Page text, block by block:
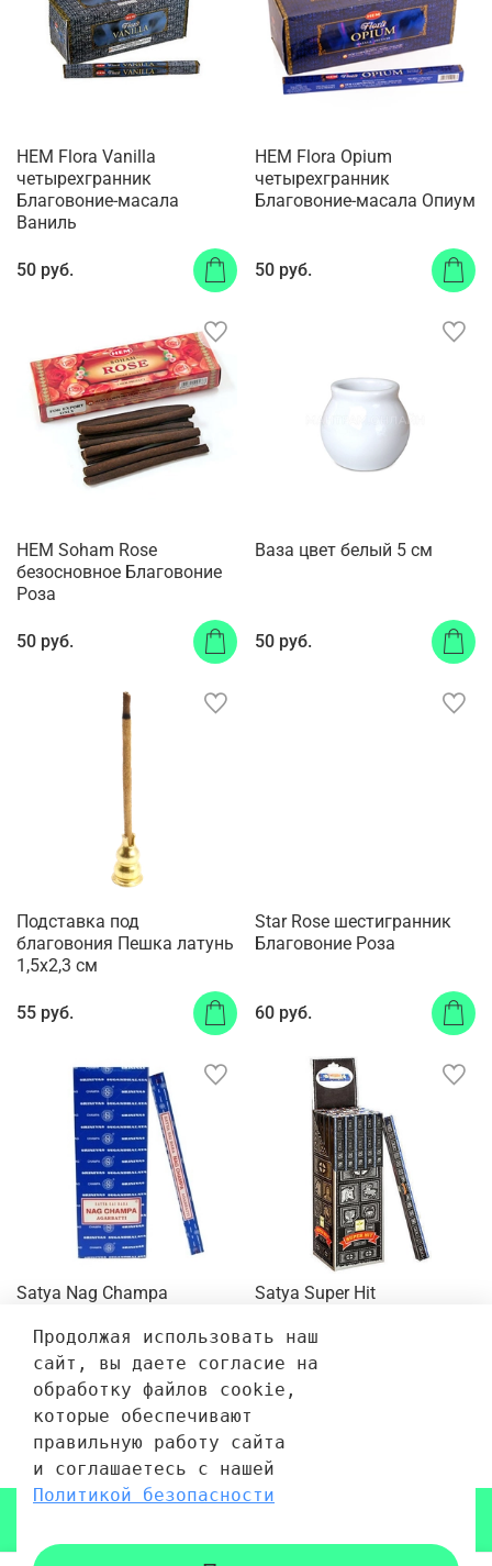
HEM Flora Vanilla
четырехгранник
Благовоние-масала
Ваниль
50 руб.
HEM Flora Opium
четырехгранник
Благовоние-масала Опиум
50 руб.
HEM Soham Rose
безосновное Благовоние
Роза
50 руб.
Ваза цвет белый 5 см
50 руб.
Подставка под
благовония Пешка латунь
1,5x2,3 см
55 руб.
Star Rose шестигранник
Благовоние Роза
60 руб.
Satya Nag Champa
Чампа, 10 г
65 руб.
Satya Super Hit
хит 10 г
65 руб.
1 2 3 … 157
Продолжая использовать наш
сайт, вы даете согласие на
обработку файлов cookie,
которые обеспечивают
правильную работу сайта
и соглашаетесь с нашей
Политикой безопасности